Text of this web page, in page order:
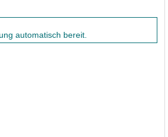
automatisch bereit.